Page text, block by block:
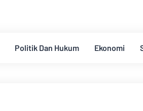
Politik Dan Hukum Ekonomi